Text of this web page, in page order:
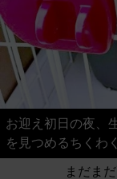
お迎え初日の夜、
を見つめるちくわ
まだま